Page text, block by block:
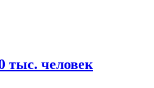
тыс. человек